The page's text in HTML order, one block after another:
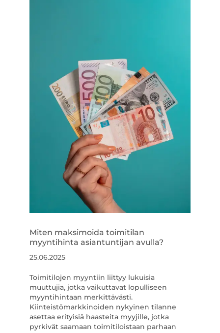
Miten maksimoida toimitilan
myyntihinta asiantuntijan avulla?
25.06.2025
Toimitilojen myyntiin liittyy lukuisia
muuttujia, jotka vaikuttavat lopulliseen
myyntihintaan merkittävästi.
Kiinteistömarkkinoiden nykyinen tilanne
asettaa erityisiä haasteita myyjille, jotka
pyrkivät saamaan toimitiloistaan parhaan